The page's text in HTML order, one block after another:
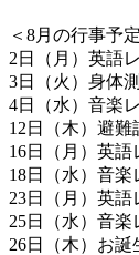
＜8月の行事予
2日（月）英語
3日（火）身体
4日（水）音楽
12日（木）避難
16日（月）英
18日（水）音
23日（月）英
25日（水）音
26日（木）お誕